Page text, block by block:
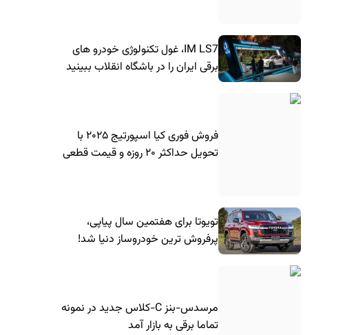
IM LS7، غول تکنولوژی خودرو های
برقی ایران را در باشگاه انقلاب ببینید
فروش فوری کیا اسپورتیج ۲۰۲۵ با
تحویل حداکثر ۲۰ روزه و قیمت قطعی
تویوتا برای هفتمین سال پیاپی،
پرفروش ترین خودروساز دنیا شد!
مرسدس-بنز C-کلاس جدید در نمونه
تماما برقی به بازار آمد